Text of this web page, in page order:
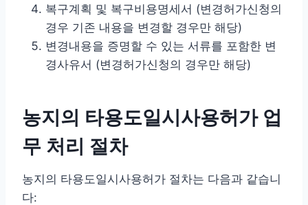
복구계획 및 복구비용명세서 (변경허가신청의
경우 기존 내용을 변경할 경우만 해당)
변경내용을 증명할 수 있는 서류를 포함한 변
경사유서 (변경허가신청의 경우만 해당)
농지의 타용도일시사용허가 업
무 처리 절차
농지의 타용도일시사용허가 절차는 다음과 같습니
다: